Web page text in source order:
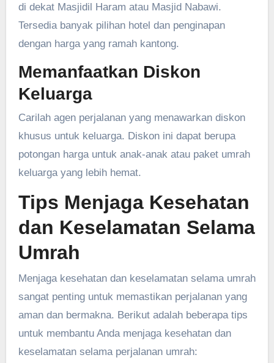
di dekat Masjidil Haram atau Masjid Nabawi.
Tersedia banyak pilihan hotel dan penginapan
dengan harga yang ramah kantong.
Memanfaatkan Diskon
Keluarga
Carilah agen perjalanan yang menawarkan diskon
khusus untuk keluarga. Diskon ini dapat berupa
potongan harga untuk anak-anak atau paket umrah
keluarga yang lebih hemat.
Tips Menjaga Kesehatan
dan Keselamatan Selama
Umrah
Menjaga kesehatan dan keselamatan selama umrah
sangat penting untuk memastikan perjalanan yang
aman dan bermakna. Berikut adalah beberapa tips
untuk membantu Anda menjaga kesehatan dan
keselamatan selama perjalanan umrah: